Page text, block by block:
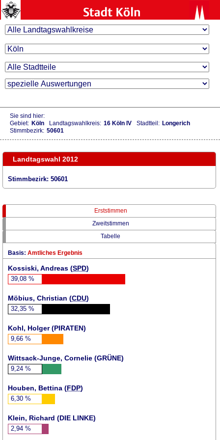
Sie sind hier:
Gebiet: Köln Landtagswahlkreis: 16 Köln IV Stadtteil: Longerich
Stimmbezirk: 50601
Landtagswahl 2012
Stimmbezirk: 50601
Erststimmen
Zweitstimmen
Tabelle
Basis: Amtliches Ergebnis
Kossiski, Andreas (SPD)
39,08 %
Möbius, Christian (CDU)
32,35 %
Kohl, Holger (PIRATEN)
9,66 %
Wittsack-Junge, Cornelie (GRÜNE)
9,24 %
Houben, Bettina (FDP)
6,30 %
Klein, Richard (DIE LINKE)
2,94 %